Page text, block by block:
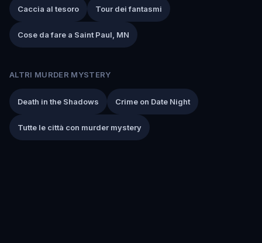
Caccia al tesoro Tour dei fantasmi
Cose da fare a Saint Paul, MN
ALTRI MURDER MYSTERY
Death in the Shadows Crime on Date Night
Tutte le città con murder mystery